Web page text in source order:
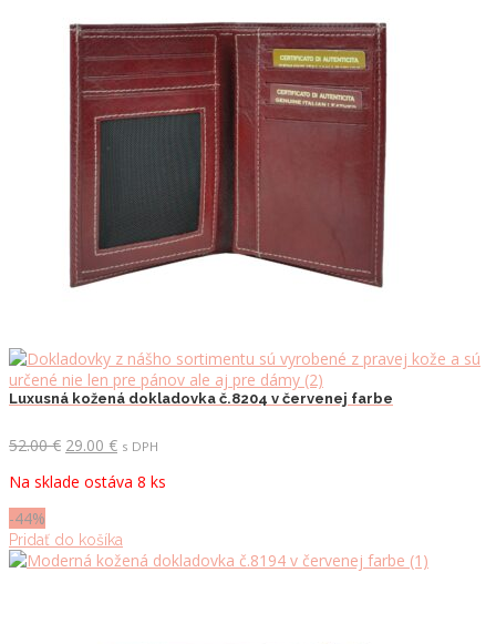
Luxusná kožená dokladovka č.8204 v červenej farbe
52.00€ Pôvodná
bola:
29.00 €Aktuálna
je:
s DPH
Na sklade ostáva 8 ks
-44%
Pridať do košíka